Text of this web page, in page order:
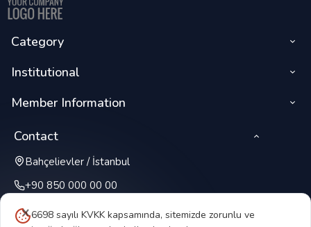
6698 sayılı KVKK kapsamında, sitemizde zorunlu ve
Category
Institutional
Member Information
Contact
Bahçelievler / İstanbul
+90 850 000 00 00